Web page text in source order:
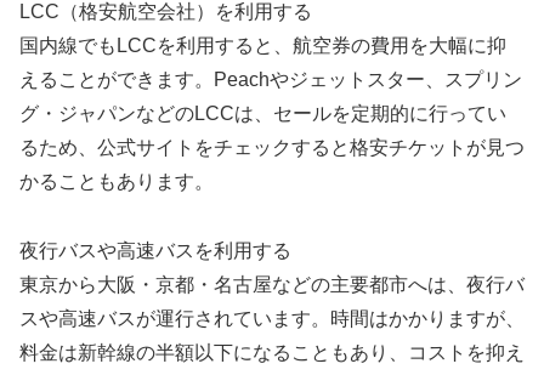
LCC（格安航空会社）を利用する
国内線でもLCCを利用すると、航空券の費用を大幅に抑
えることができます。Peachやジェットスター、スプリン
グ・ジャパンなどのLCCは、セールを定期的に行ってい
るため、公式サイトをチェックすると格安チケットが見つ
かることもあります。
夜行バスや高速バスを利用する
東京から大阪・京都・名古屋などの主要都市へは、夜行バ
スや高速バスが運行されています。時間はかかりますが、
料金は新幹線の半額以下になることもあり、コストを抑え